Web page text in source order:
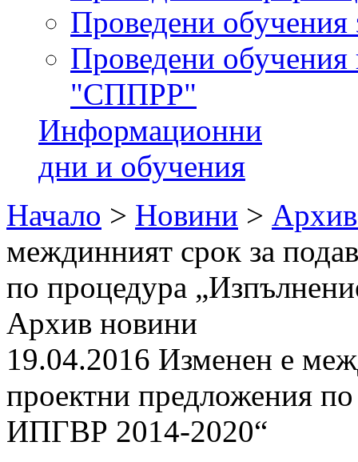
Проведени обучения
Проведени
"СППРР"
Информационни
дни и обучения
Начало > Новини >
междинният срок за
по процедура
Архив новини
19.04.2016 Изменен е
проектни предложения
ИПГВР 2014-2020“